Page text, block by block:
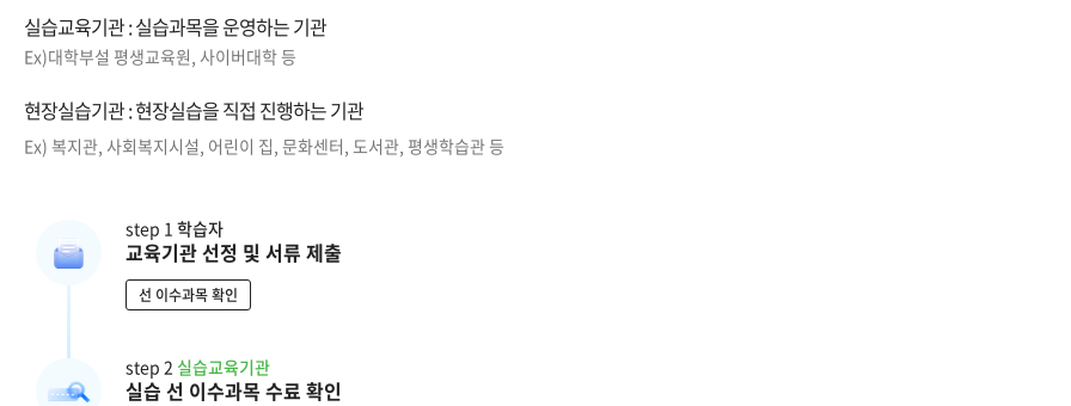
실습교육기관 : 실습과목을 운영하는 기관
Ex)대학부설 평생교육원, 사이버대학 등
현장실습기관 : 현장실습을 직접 진행하는 기관
Ex) 복지관, 사회복지시설, 어린이 집, 문화센터, 도서관, 평생학습관 등
step 1 학습자
교육기관 선정 및 서류 제출
선 이수과목 확인
step 2 실습교육기관
실습 선 이수과목 수료 확인